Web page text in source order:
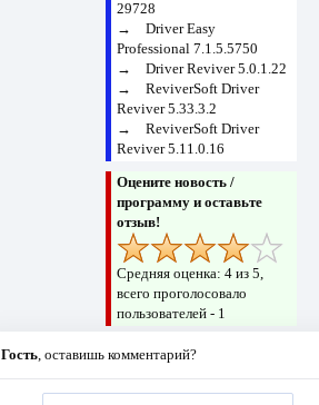
29728
→ Driver Easy
Professional 7.1.5.5750
→ Driver Reviver 5.0.1.22
→ ReviverSoft Driver
Reviver 5.33.3.2
→ ReviverSoft Driver
Reviver 5.11.0.16
Оцените новость /
программу и оставьте
отзыв!
Средняя оценка: 4из 5,
всего проголосовало
пользователей - 1
Гость, оставишь комментарий?